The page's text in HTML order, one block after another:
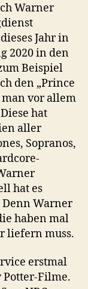
Warner
Jahr in
2020 in den
Beispiel
den „Prince
vor allem
hat
aller
Sopranos,
hat es
Warner
haben mal
liefern muss.
erstmal
Filme.